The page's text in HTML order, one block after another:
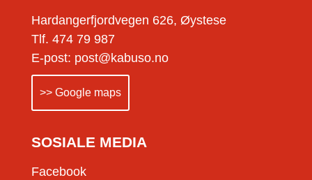
Hardangerfjordvegen 626, Øystese
Tlf. 474 79 987
E-post: post@kabuso.no
>> Google maps
SOSIALE MEDIA
Facebook